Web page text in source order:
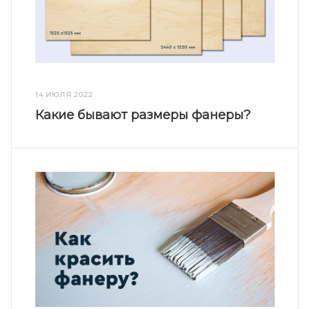
14 ИЮЛЯ 2022
Какие бывают размеры фанеры?